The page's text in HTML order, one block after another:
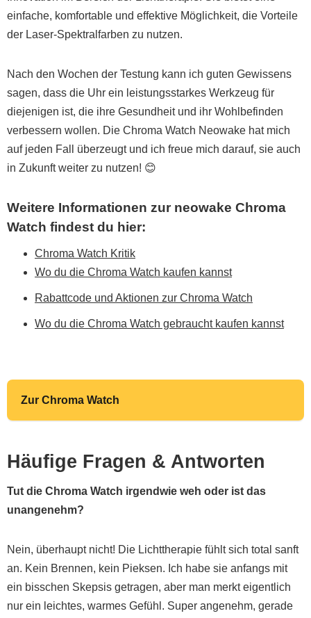
einfache, komfortable und effektive Möglichkeit, die Vorteile
der Laser-Spektralfarben zu nutzen.
Nach den Wochen der Testung kann ich guten Gewissens
sagen, dass die Uhr ein leistungsstarkes Werkzeug für
diejenigen ist, die ihre Gesundheit und ihr Wohlbefinden
verbessern wollen. Die Chroma Watch Neowake hat mich
auf jeden Fall überzeugt und ich freue mich darauf, sie auch
in Zukunft weiter zu nutzen! 😊
Weitere Informationen zur neowake Chroma
Watch findest du hier:
Chroma Watch Kritik
Wo du die Chroma Watch kaufen kannst
Rabattcode und Aktionen zur Chroma Watch
Wo du die Chroma Watch gebraucht kaufen kannst
Zur Chroma Watch
Häufige Fragen & Antworten
Tut die Chroma Watch irgendwie weh oder ist das
unangenehm?
Nein, überhaupt nicht! Die Lichttherapie fühlt sich total sanft
an. Kein Brennen, kein Pieksen. Ich habe sie anfangs mit
ein bisschen Skepsis getragen, aber man merkt eigentlich
nur ein leichtes, warmes Gefühl. Super angenehm, gerade